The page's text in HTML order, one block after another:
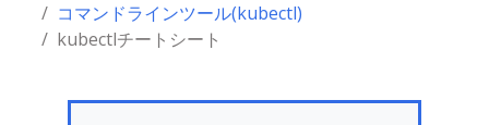
コマンドラインツール(kubectl)
kubectlチートシート